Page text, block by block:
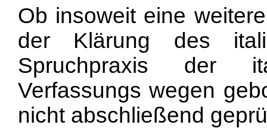
Ob insoweit eine
der Klärung des
Spruchpraxis der
Verfassungs wegen
nicht abschließend